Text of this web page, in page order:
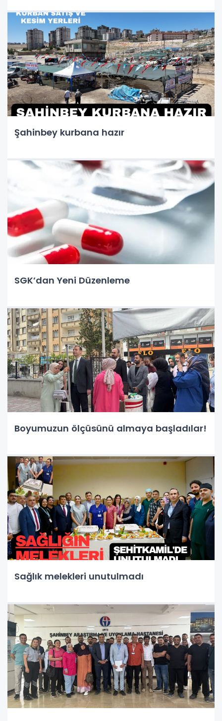
Şahinbey kurbana hazır
SGK’dan Yeni Düzenleme
Boyumuzun ölçüsünü almaya başladılar!
Sağlık melekleri unutulmadı